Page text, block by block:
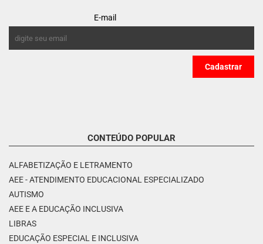
E-mail
CONTEÚDO POPULAR
ALFABETIZAÇÃO E LETRAMENTO
AEE - ATENDIMENTO EDUCACIONAL ESPECIALIZADO
AUTISMO
AEE E A EDUCAÇÃO INCLUSIVA
LIBRAS
EDUCAÇÃO ESPECIAL E INCLUSIVA